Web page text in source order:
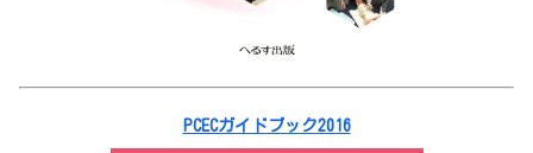
PCECガイドブック2016